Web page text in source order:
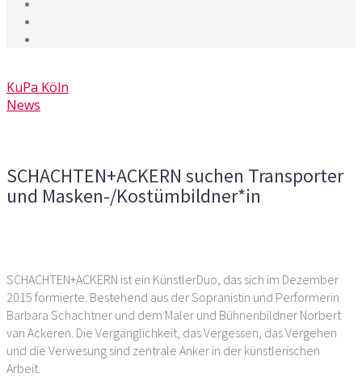
KuPa Köln
News
SCHACHTEN+ACKERN suchen Transporter
und Masken-/Kostümbildner*in
SCHACHTEN+ACKERN ist ein KünstlerDuo, das sich im Dezember
2015 formierte. Bestehend aus der Sopranistin und Performerin
Barbara Schachtner und dem Maler und Bühnenbildner Norbert
van Ackeren. Die Vergänglichkeit, das Vergessen, das Vergehen
und die Verwesung sind zentrale Anker in der künstlerischen
Arbeit.